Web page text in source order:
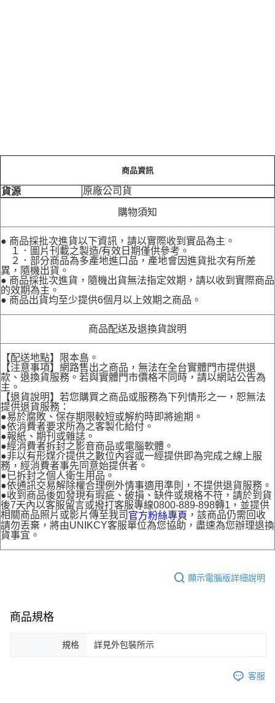
商品資訊
貨源 原廠公司貨
購物須知
● 商品採批次進貨以下資訊，請以實際收到實品為主。
１．圖片刊載之製造/有效日期僅供參考。
２．部分商品為多產地進口品，產地會因進貨批次有所差
異，隨機出貨。
● 商品採批次進貨，隨機出貨無法指定效期，請以收到實際商品
的效期為主。
● 商品出貨均至少提供6個月以上效期之商品。
商品配送及退換貨說明
【配送地點】限本島。
【注意事項】網路售出之商品，無法在全台實體門市提供退
款、退換貨服務。若與實體門市價格不同時，請以網站公告為
主。
【退貨說明】若您購買之商品或服務為下列情形之一，恕無法
提供退貨服務：
●易於腐敗、保存期限較短或解約時即將逾期。
●依消費者要求所為之客製化給付。
●報紙、期刊或雜誌。
●經消費者拆封之影音商品或電腦軟體。
●非以有形媒介提供之數位內容或一經提供即為完成之線上服
務，經消費者事先同意始提供者。
●已拆封之個人衛生用品。
●依通訊交易解除權合理例外情事適用準則，不提供退貨服務。
●收到商品後如發現有瑕疵、破損、缺件或規格不符，請於到貨
後7天內以客服留言或撥打客服專線0800-889-898轉1，並提供
相關商品照片或影片傳至我司 官方粉絲專頁 ，該商品仍需回收
請勿丟棄，將由UNIKCY客服單位為您協助，盡速為您辦理退換
貨事宜。
顯示電腦版詳細說明
商品規格
規格 詳見外包裝所示
客服